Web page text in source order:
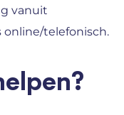
vanuit
online/telefonisch.